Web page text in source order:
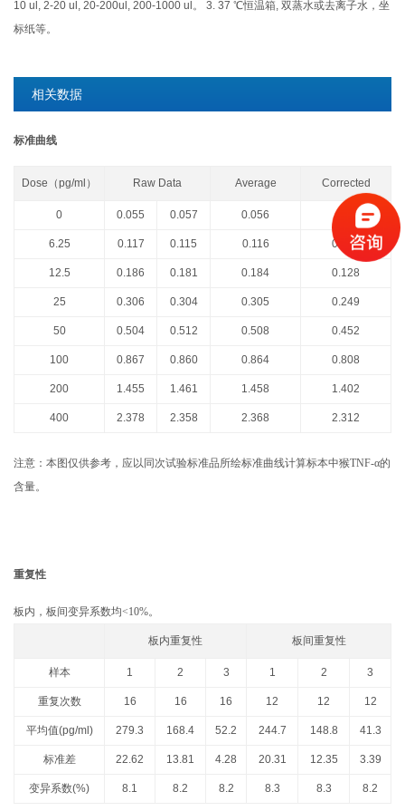
10 ul, 2-20 ul, 20-200ul, 200-1000 ul。 3. 37 ℃恒温箱, 双蒸水或去离子水，坐
标纸等。
相关数据
标准曲线
Dose（pg/ml） Raw Data Average Corrected
0 0.055 0.057 0.056
6.25 0.117 0.115 0.116 0.060
12.5 0.186 0.181 0.184 0.128
25 0.306 0.304 0.305 0.249
50 0.504 0.512 0.508 0.452
100 0.867 0.860 0.864 0.808
200 1.455 1.461 1.458 1.402
400 2.378 2.358 2.368 2.312
注意：本图仅供参考，应以同次试验标准品所绘标准曲线计算标本中猴TNF-α的
含量。
重复性
板内，板间变异系数均<10%。
板内重复性 板间重复性
样本 1 2 3 1 2 3
重复次数 16 16 16 12 12 12
平均值(pg/ml) 279.3 168.4 52.2 244.7 148.8 41.3
标准差 22.62 13.81 4.28 20.31 12.35 3.39
变异系数(%) 8.1 8.2 8.2 8.3 8.3 8.2